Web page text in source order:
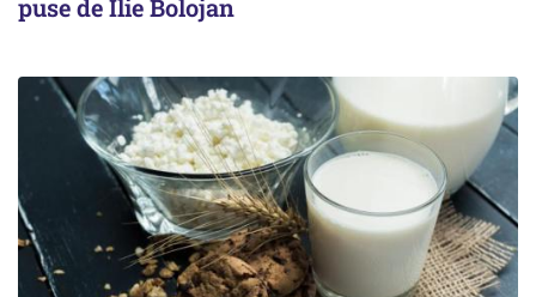
puse de Ilie Bolojan